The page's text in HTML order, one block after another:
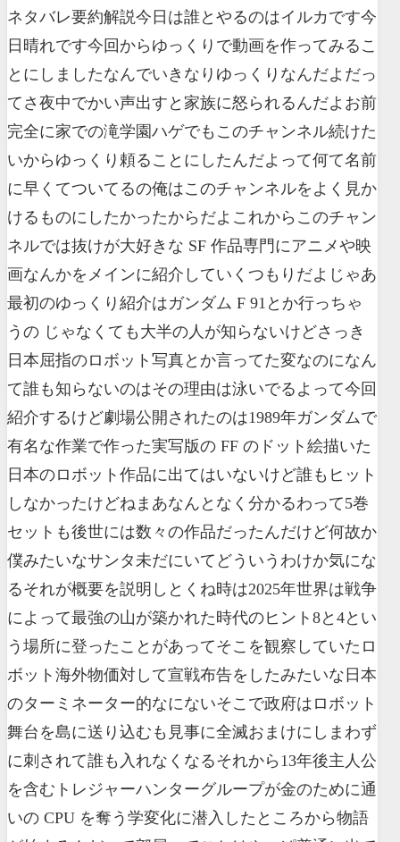
ネタバレ要約解説今日は誰とやるのはイルカです今
日晴れです今回からゆっくりで動画を作ってみるこ
とにしましたなんでいきなりゆっくりなんだよだっ
てさ夜中でかい声出すと家族に怒られるんだよお前
完全に家での滝学園ハゲでもこのチャンネル続けた
いからゆっくり頼ることにしたんだよって何て名前
に早くてついてるの俺はこのチャンネルをよく見か
けるものにしたかったからだよこれからこのチャン
ネルでは抜けが大好きな SF 作品専門にアニメや映
画なんかをメインに紹介していくつもりだよじゃあ
最初のゆっくり紹介はガンダム F 91とか行っちゃ
うの じゃなくても大半の人が知らないけどさっき
日本屈指のロボット写真とか言ってた変なのになん
て誰も知らないのはその理由は泳いでるよって今回
紹介するけど劇場公開されたのは1989年ガンダムで
有名な作業で作った実写版の FF のドット絵描いた
日本のロボット作品に出てはいないけど誰もヒット
しなかったけどねまあなんとなく分かるわって5巻
セットも後世には数々の作品だったんだけど何故か
僕みたいなサンタ未だにいてどういうわけか気にな
るそれが概要を説明しとくね時は2025年世界は戦争
によって最強の山が築かれた時代のヒント8と4とい
う場所に登ったことがあってそこを観察していたロ
ボット海外物価対して宣戦布告をしたみたいな日本
のターミネーター的なにないそこで政府はロボット
舞台を島に送り込むも見事に全滅おまけにしまわず
に刺されて誰も入れなくなるそれから13年後主人公
を含むトレジャーハンターグループが金のために通
いの CPU を奪う学変化に潜入したところから物語